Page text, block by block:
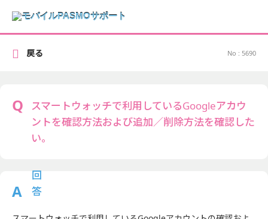
No : 5690
スマートウォッチで利用しているGoogleアカウ
ントを確認方法および追加／削除方法を確認した
い。
戻る